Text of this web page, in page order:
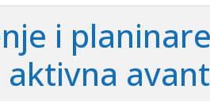
i
aktivna